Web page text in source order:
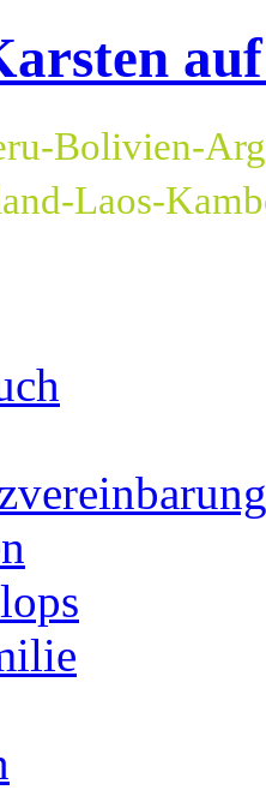
Bolivien-
Laos-